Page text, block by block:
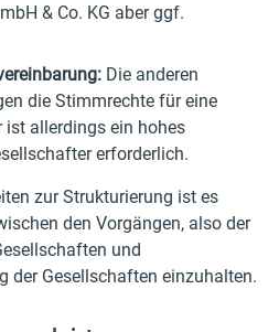
& Co. KG aber ggf.
Die anderen
die Stimmrechte für eine
allerdings ein hohes
erforderlich.
zur Strukturierung ist es
den Vorgängen, also der
und
der Gesellschaften einzuhalten.